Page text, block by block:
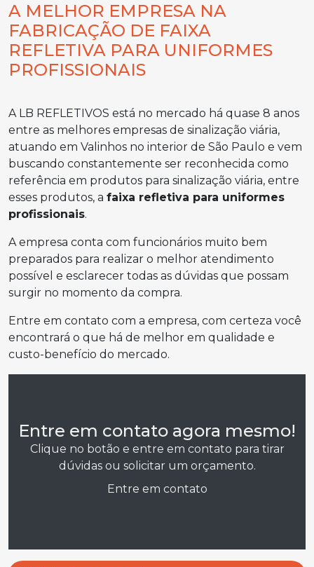
A MELHOR EMPRESA NA
FABRICAÇÃO DE FAIXA
REFLETIVA PARA UNIFORMES
PROFISSIONAIS
A LB REFLETIVOS está no mercado há quase 8 anos
entre as melhores empresas de sinalização viária,
atuando em Valinhos no interior de São Paulo e vem
buscando constantemente ser reconhecida como
referência em produtos para sinalização viária, entre
esses produtos, a faixa refletiva para uniformes
profissionais.
A empresa conta com funcionários muito bem
preparados para realizar o melhor atendimento
possível e esclarecer todas as dúvidas que possam
surgir no momento da compra.
Entre em contato com a empresa, com certeza você
encontrará o que há de melhor em qualidade e
custo-benefício do mercado.
Entre em contato agora mesmo!
Clique no botão e entre em contato para tirar
dúvidas ou solicitar um orçamento.
Entre em contato